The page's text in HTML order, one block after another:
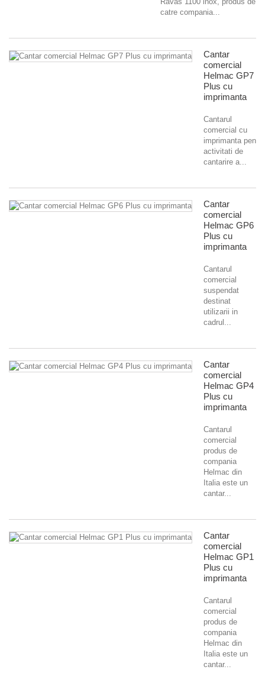
catre compania...
Cantar
comercial
Helmac GP7
Plus cu
imprimanta
Cantarul
comercial cu
imprimanta pentru
activitati de
cantarire a...
Cantar
comercial
Helmac GP6
Plus cu
imprimanta
Cantarul
comercial
suspendat
destinat
utilizarii in
cadrul...
Cantar
comercial
Helmac GP4
Plus cu
imprimanta
Cantarul
comercial
produs de
compania
Helmac din
Italia este un
cantar...
Cantar
comercial
Helmac GP1
Plus cu
imprimanta
Cantarul
comercial
produs de
compania
Helmac din
Italia este un
cantar...